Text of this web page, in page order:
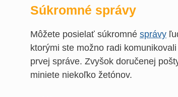
Súkromné správy
Môžete posielať súkromné správy
ktorými ste možno radi
prvej správe. Zvyšok doručenej
miniete niekoľko žetónov.